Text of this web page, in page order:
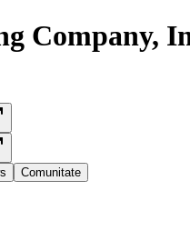
Company,
Comunitate